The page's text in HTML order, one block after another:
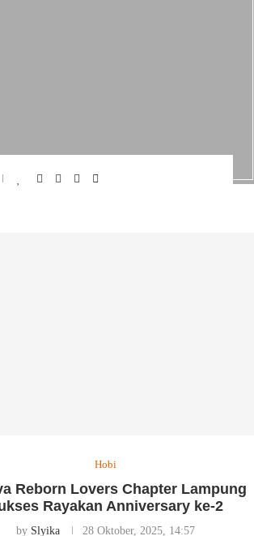
Hobi
Reborn Lovers Chapter Lampung
Rayakan Anniversary ke-2
by Slyika 28 Oktober, 2025, 14:57